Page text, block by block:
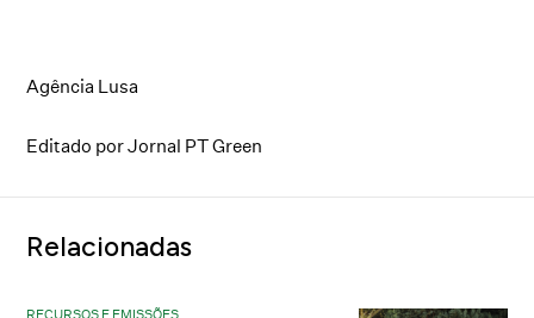
Agência Lusa
Editado por Jornal PT Green
Relacionadas
RECURSOS E EMISSÕES